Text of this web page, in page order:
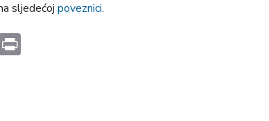
sljedećoj poveznici.